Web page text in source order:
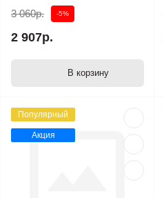
3 060р. -5%
2 907р.
В корзину
Популярный
Акция